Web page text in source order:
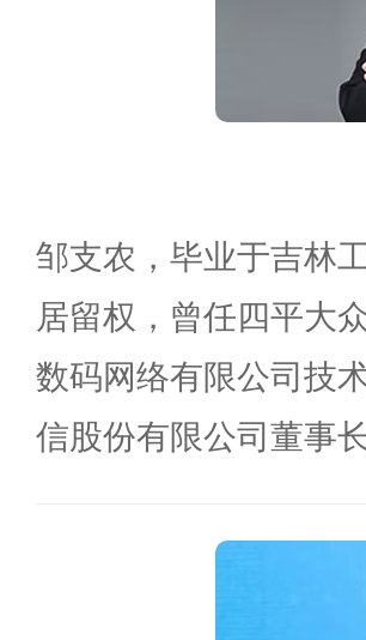
邹支农，毕业于吉林
居留权，曾任四平大
数码网络有限公司技
信股份有限公司董事